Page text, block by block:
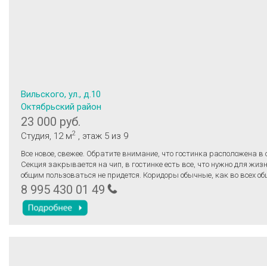
Вильского, ул., д.10
Октябрьский район
23 000 руб.
Студия, 12 м2 , этаж 5 из 9
Все новое, свежее. Обратите внимание, что гостинка расположена в
Секция закрывается на чип, в гостинке есть все, что нужно для
общим пользоваться не придется. Коридоры обычные, как во всех
поэтому учитывайте это при просмотре (фото подъезда и дома в
развитая инфраструктура (зоны отдыха с озерами, автобусные
магазины, кафе, шиномонтаж и пр.). Не далеко СФУ, ж/д вокзал,
спорт комплекс. Одному человеку или семейной паре (не более 2 человек). Без
8 995 430 01 49